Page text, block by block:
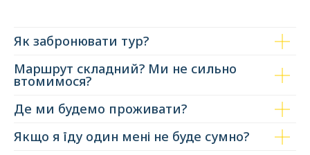
Як забронювати тур?
Маршрут складний? Ми не сильно
втомимося?
Де ми будемо проживати?
Якщо я їду один мені не буде сумно?